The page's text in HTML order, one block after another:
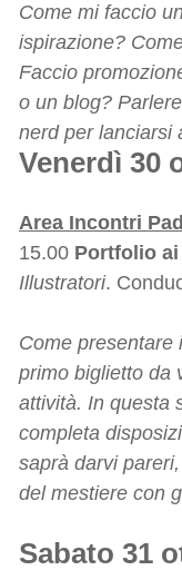
Come mi faccio
ispirazione?
Faccio
o un blog?
nerd per lanciarsi
Venerdì 30
Area Incontri
15.00 Portfolio
Illustratori.
Come presentare
primo biglietto da
attività. In questa
completa
saprà darvi
del mestiere con
Sabato 31